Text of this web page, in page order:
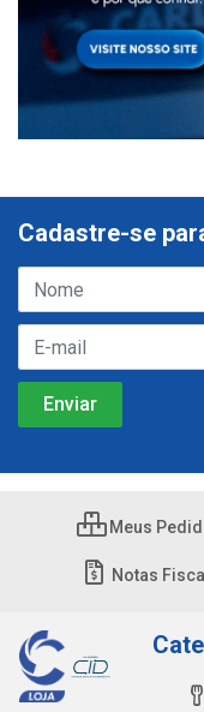
Cadastre-se
Meus
Notas